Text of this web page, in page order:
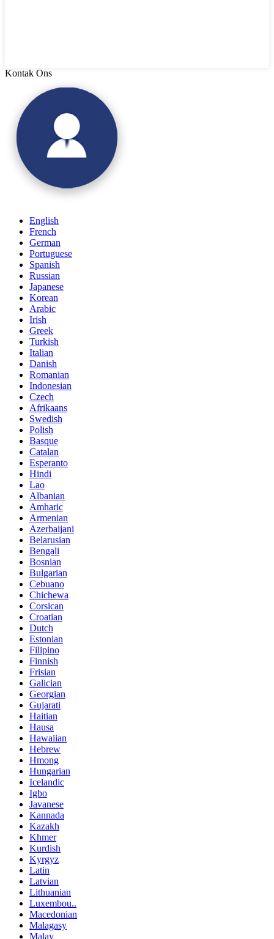
Kontak Ons
English
French
German
Portuguese
Spanish
Russian
Japanese
Korean
Arabic
Irish
Greek
Turkish
Italian
Danish
Romanian
Indonesian
Czech
Afrikaans
Swedish
Polish
Basque
Catalan
Esperanto
Hindi
Lao
Albanian
Amharic
Armenian
Azerbaijani
Belarusian
Bengali
Bosnian
Bulgarian
Cebuano
Chichewa
Corsican
Croatian
Dutch
Estonian
Filipino
Finnish
Frisian
Galician
Georgian
Gujarati
Haitian
Hausa
Hawaiian
Hebrew
Hmong
Hungarian
Icelandic
Igbo
Javanese
Kannada
Kazakh
Khmer
Kurdish
Kyrgyz
Latin
Latvian
Lithuanian
Luxembou..
Macedonian
Malagasy
Malay